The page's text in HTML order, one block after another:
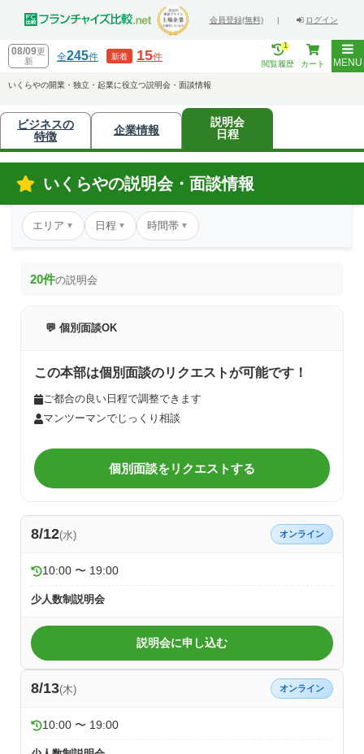
会員登録(無料) | ログイン
08/09更
新
全245件 新着 15件
1
閲覧履歴 カート MENU
いくらやの開業・独立・起業に役立つ説明会・面談情報
ビジネスの
特徴
企業情報
説明会
日程
いくらやの説明会・面談情報
エリア ▼ 日程 ▼ 時間帯 ▼
20件の説明会
💬 個別面談OK
この本部は個別面談のリクエストが可能です！
ご都合の良い日程で調整できます
マンツーマンでじっくり相談
個別面談をリクエストする
8/12(水) オンライン
10:00 〜 19:00
少人数制説明会
説明会に申し込む
8/13(木) オンライン
10:00 〜 19:00